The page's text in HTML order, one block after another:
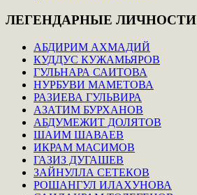
ЛЕГЕНДАРНЫЕ ЛИЧНОСТИ
АБДИРИМ АХМАДИЙ
КУДДУС КУЖАМЬЯРОВ
ГУЛЬНАРА САИТОВА
НУРБУВИ МАМЕТОВА
РАЗИЕВА ГУЛЬВИРА
АЗАТИМ БУРХАНОВ
АБДУМЕЖИТ ДОЛЯТОВ
ШАИМ ШАВАЕВ
ИКРАМ МАСИМОВ
ГАЗИЗ ДУГАШЕВ
ЗАЙНУЛЛА СЕТЕКОВ
РОШАНГУЛ ИЛАХУНОВА